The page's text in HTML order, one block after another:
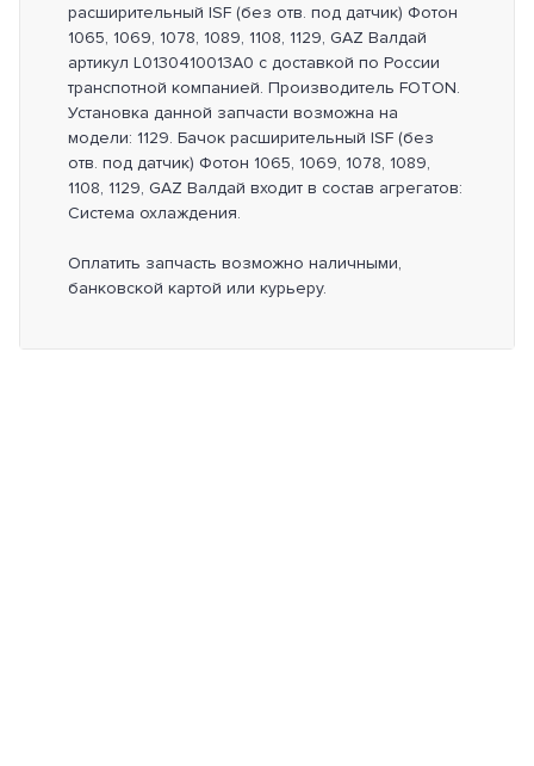
расширительный ISF (без отв. под датчик) Фотон
1065, 1069, 1078, 1089, 1108, 1129, GAZ Валдай
артикул L0130410013A0 с доставкой по России
транспотной компанией. Производитель FOTON.
Установка данной запчасти возможна на
модели: 1129. Бачок расширительный ISF (без
отв. под датчик) Фотон 1065, 1069, 1078, 1089,
1108, 1129, GAZ Валдай входит в состав агрегатов:
Система охлаждения.
Оплатить запчасть возможно наличными,
банковской картой или курьеру.